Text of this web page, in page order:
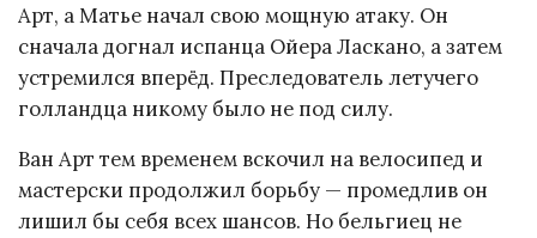
Арт, а Матье начал свою мощную атаку. Он
сначала догнал испанца Ойера Ласкано, а затем
устремился вперёд. Преследователь летучего
голландца никому было не под силу.
Ван Арт тем временем вскочил на велосипед и
мастерски продолжил борьбу — промедлив он
лишил бы себя всех шансов. Но бельгиец не